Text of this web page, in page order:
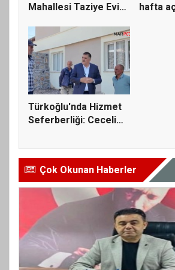
Mahallesi Taziye Evi
hafta
Türkoğlu'nda Hizmet
Seferberliği: Ceceli
Çok Okunan Haberler